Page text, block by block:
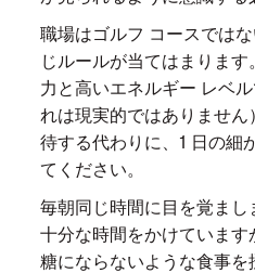
職場はゴルフ コースでは
じルールが当てはまりま
力と高いエネルギー レベ
れは現実的ではありませ
待する代わりに、1 日の細
てください。
毎朝同じ時間に目を覚ま
十分な時間をかけています
糖にならないような食事